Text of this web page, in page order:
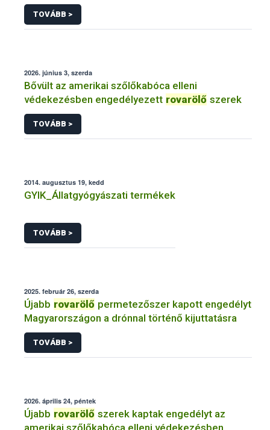
TOVÁBB >
2026. június 3, szerda
Bővült az amerikai szőlőkabóca elleni
védekezésben engedélyezett rovarölő szerek
TOVÁBB >
2014. augusztus 19, kedd
GYIK_Állatgyógyászati termékek
TOVÁBB >
2025. február 26, szerda
Újabb rovarölő permetezőszer kapott engedélyt
Magyarországon a drónnal történő kijuttatásra
TOVÁBB >
2026. április 24, péntek
Újabb rovarölő szerek kaptak engedélyt az